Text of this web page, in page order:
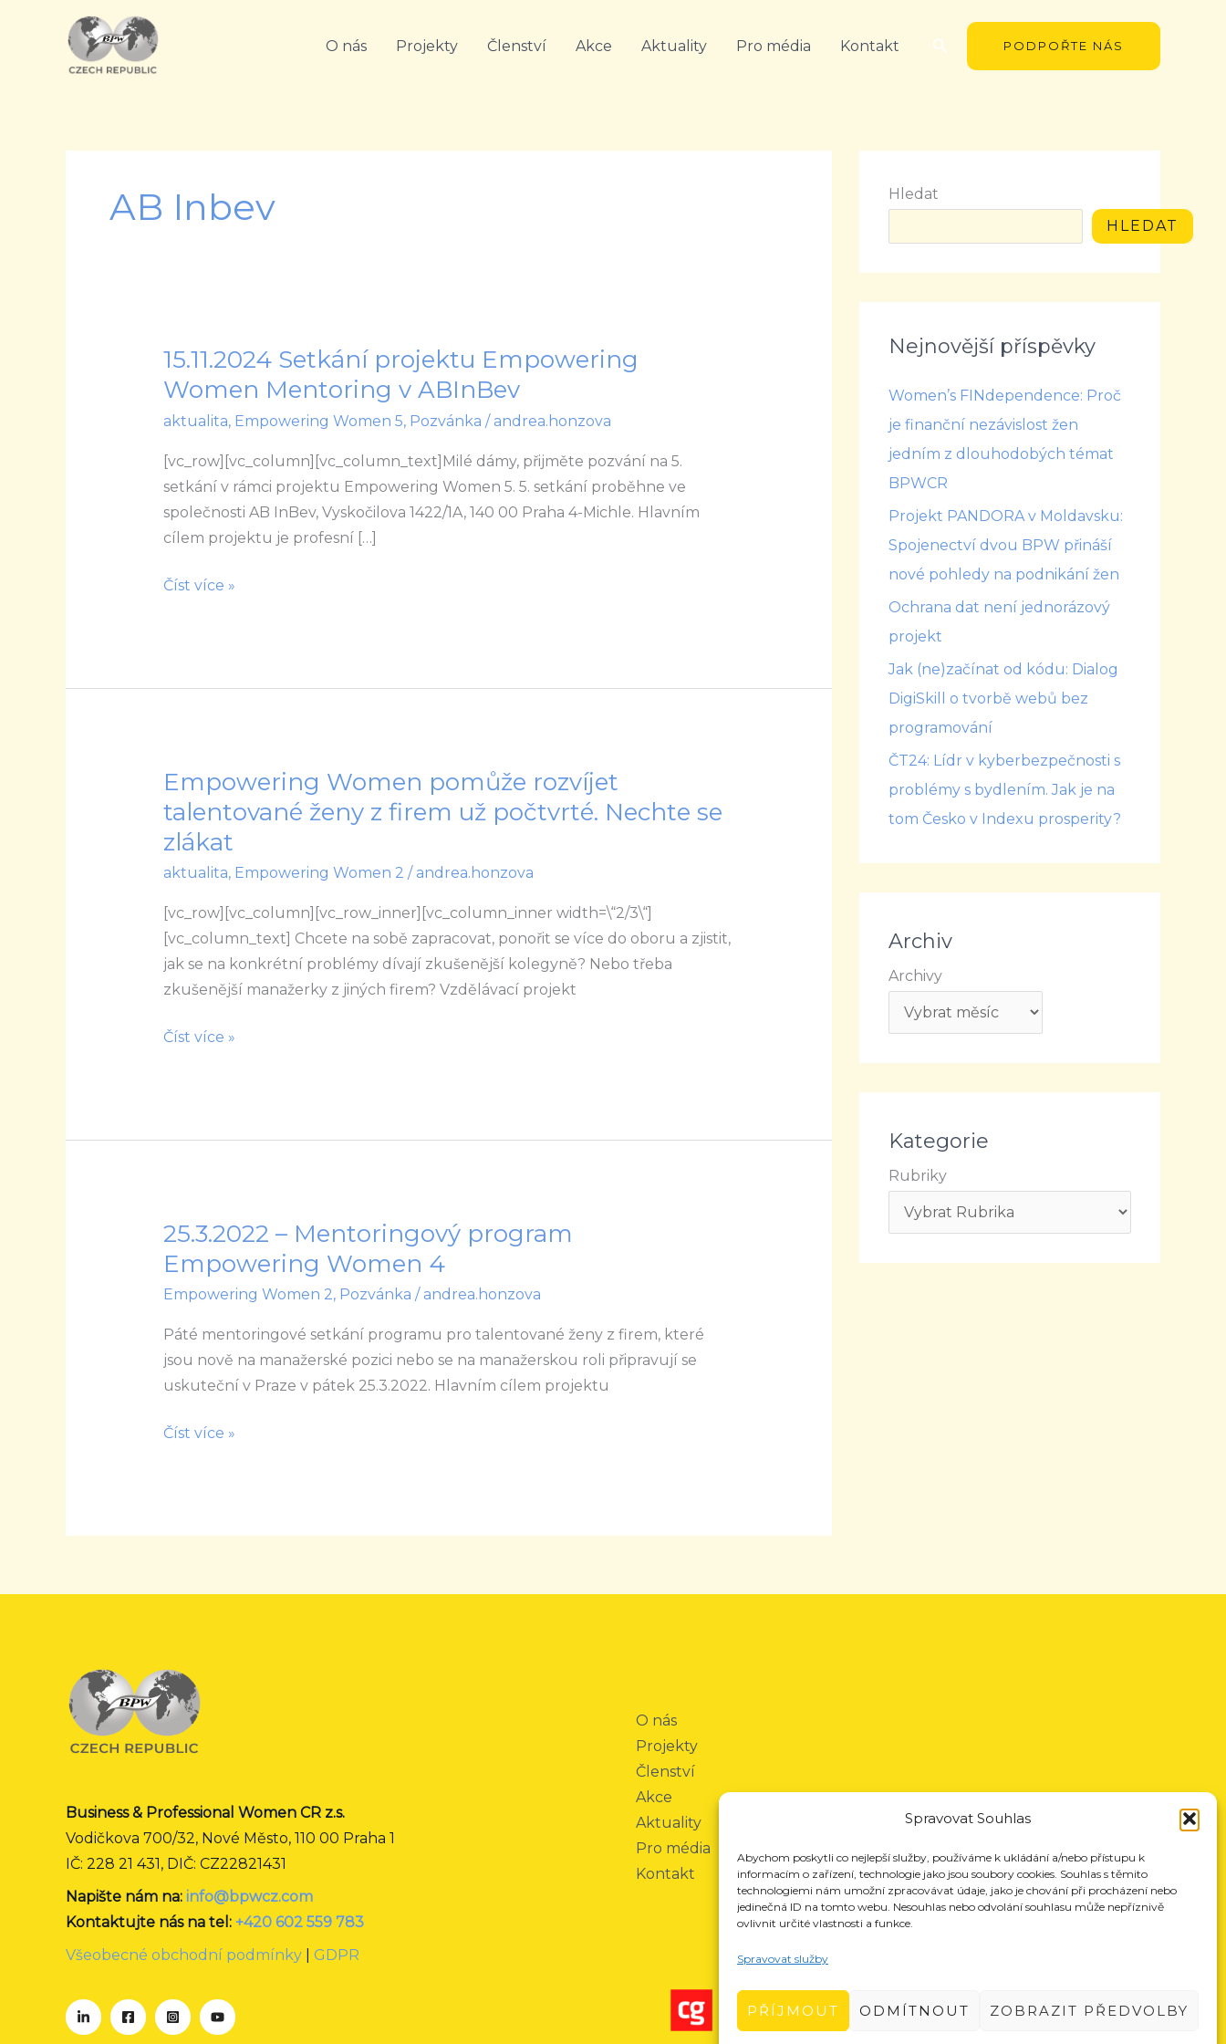
Spravovat Souhlas
Abychom poskytli co nejlepší služby, používáme k ukládání a/nebo přístupu k
informacím o zařízení, technologie jako jsou soubory cookies. Souhlas s těmito
technologiemi nám umožní zpracovávat údaje, jako je chování při procházení nebo
jedinečná ID na tomto webu. Nesouhlas nebo odvolání souhlasu může nepříznivě
ovlivnit určité vlastnosti a funkce.
Spravovat služby
PŘÍJMOUT ODMÍTNOUT ZOBRAZIT PŘEDVOLBY
O nás Projekty Členství Akce Aktuality Pro média Kontakt Hledat PODPOŘTE NÁS
AB Inbev
15.11.2024 Setkání projektu Empowering
Women Mentoring v ABInBev
aktualita, Empowering Women 5, Pozvánka / andrea.honzova
[vc_row][vc_column][vc_column_text]Milé dámy, přijměte pozvání na 5.
setkání v rámci projektu Empowering Women 5. 5. setkání proběhne ve
společnosti AB InBev, Vyskočilova 1422/1A, 140 00 Praha 4-Michle. Hlavním
cílem projektu je profesní […]
15.11.2024
Setkání
Empowering
Women
Mentoring
v
ABInBev
Číst více »
Empowering Women pomůže rozvíjet
talentované ženy z firem už počtvrté. Nechte se
zlákat
aktualita, Empowering Women 2 / andrea.honzova
[vc_row][vc_column][vc_row_inner][vc_column_inner width=\“2/3\“]
[vc_column_text] Chcete na sobě zapracovat, ponořit se více do oboru a zjistit,
jak se na konkrétní problémy dívají zkušenější kolegyně? Nebo třeba
zkušenější manažerky z jiných firem? Vzdělávací projekt
Empowering
Women
pomůže
rozvíjet
talentované
ženy
z
firem
už
Nechte
Číst více »
25.3.2022 – Mentoringový program
Empowering Women 4
Empowering Women 2, Pozvánka / andrea.honzova
Páté mentoringové setkání programu pro talentované ženy z firem, které
jsou nově na manažerské pozici nebo se na manažerskou roli připravují se
uskuteční v Praze v pátek 25.3.2022. Hlavním cílem projektu
25.3.2022
–
Mentoringový
program
Empowering
Women
4
Číst více »
Hledat
HLEDAT
Nejnovější příspěvky
Women’s FINdependence: Proč
je finanční nezávislost žen
jedním z dlouhodobých témat
BPWCR
Projekt PANDORA v Moldavsku:
Spojenectví dvou BPW přináší
nové pohledy na podnikání žen
Ochrana dat není jednorázový
projekt
Jak (ne)začínat od kódu: Dialog
DigiSkill o tvorbě webů bez
programování
ČT24: Lídr v kyberbezpečnosti s
problémy s bydlením. Jak je na
tom Česko v Indexu prosperity?
Archiv
Archivy
Kategorie
Rubriky
Business & Professional Women CR z.s.
Vodičkova 700/32, Nové Město, 110 00 Praha 1
IČ: 228 21 431, DIČ: CZ22821431
Napište nám na: info@bpwcz.com
Kontaktujte nás na tel: +420 602 559 783
Všeobecné obchodní podmínky
GDPR
O nás
Projekty
Členství
Akce
Aktuality
Pro média
Kontakt